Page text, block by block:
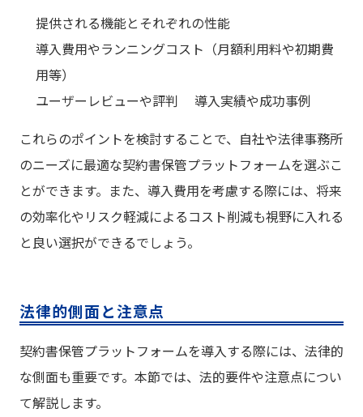
提供される機能とそれぞれの性能
導入費用やランニングコスト（月額利用料や初期費
用等）
ユーザーレビューや評判
導入実績や成功事例
これらのポイントを検討することで、自社や法律事務所
のニーズに最適な契約書保管プラットフォームを選ぶこ
とができます。また、導入費用を考慮する際には、将来
の効率化やリスク軽減によるコスト削減も視野に入れる
と良い選択ができるでしょう。
法律的側面と注意点
契約書保管プラットフォームを導入する際には、法律的
な側面も重要です。本節では、法的要件や注意点につい
て解説します。